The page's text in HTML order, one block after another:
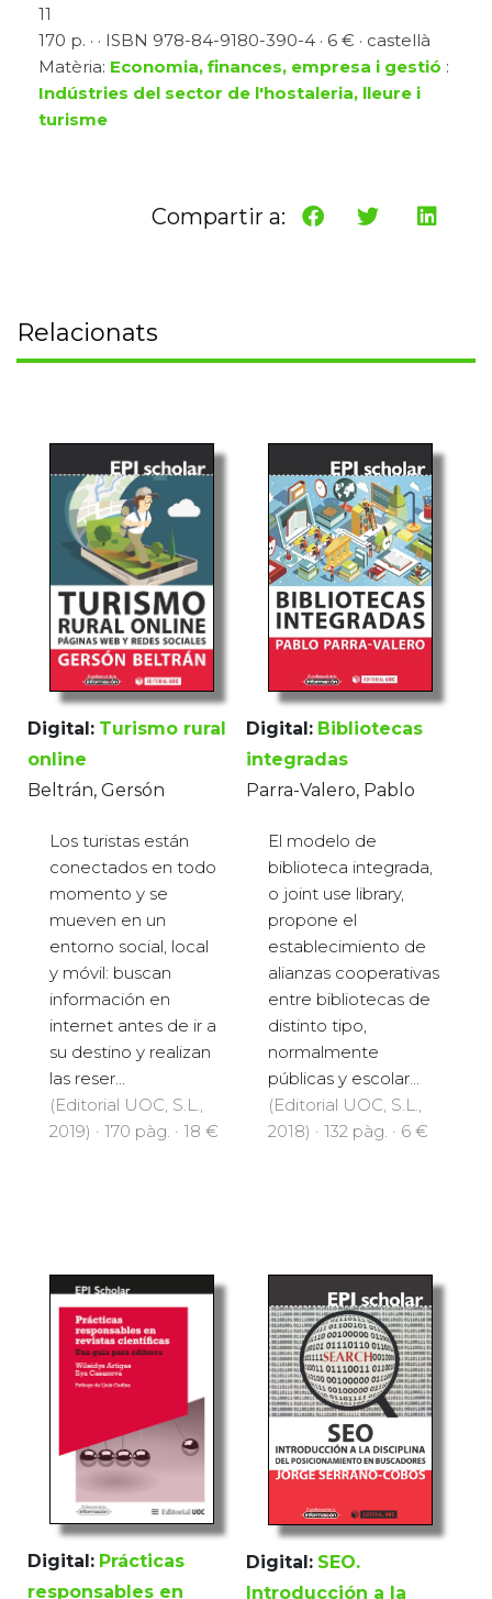
11
170 p. · · ISBN 978-84-9180-390-4 · 6 € · castellà
Matèria: Economia, finances, empresa i gestió :
Indústries del sector de l'hostaleria, lleure i
turisme
Compartir a:
Relacionats
Digital: Turismo rural
online
Beltrán, Gersón
Los turistas están
conectados en todo
momento y se
mueven en un
entorno social, local
y móvil: buscan
información en
internet antes de ir a
su destino y realizan
las reser...
(Editorial UOC, S.L.,
2019) · 170 pàg. · 18 €
Digital: Bibliotecas
integradas
Parra-Valero, Pablo
El modelo de
biblioteca integrada,
o joint use library,
propone el
establecimiento de
alianzas cooperativas
entre bibliotecas de
distinto tipo,
normalmente
públicas y escolar...
(Editorial UOC, S.L.,
2018) · 132 pàg. · 6 €
Digital: Prácticas
responsables en
Digital: SEO.
Introducción a la